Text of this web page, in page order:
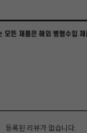
등록된 리뷰가 없습니다.